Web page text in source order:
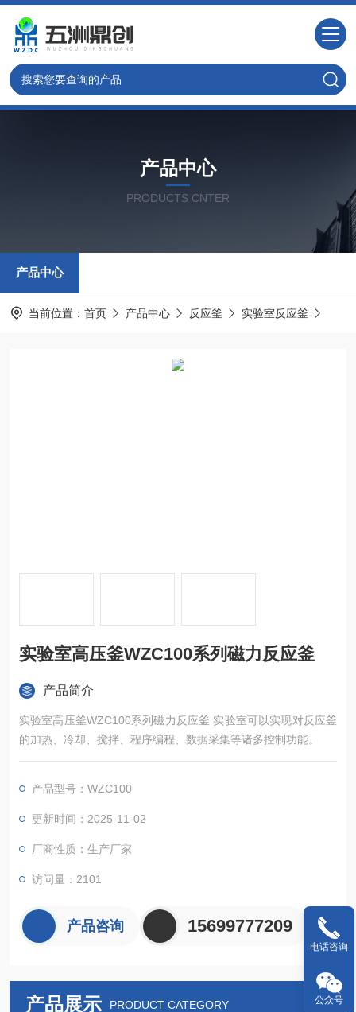
产品中心
PRODUCTS CNTER
产品中心
当前位置： 首页 产品中心 反应釜 实验室反应釜
实验室高压釜WZC100系列磁力反应釜
产品简介
实验室高压釜WZC100系列磁力反应釜 实验室可以实现对反应釜
的加热、冷却、搅拌、程序编程、数据采集等诸多控制功能。
产品型号：WZC100
更新时间：2025-11-02
厂商性质：生产厂家
访问量：2101
产品咨询 15699777209
产品展示 PRODUCT CATEGORY
电话咨询
公众号